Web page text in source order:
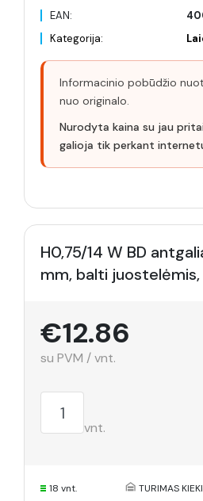
EAN:
Kategorija:
Informacinio pobūdžio
nuo originalo.
Nurodyta kaina su jau
galioja tik perkant
H0,75/14 W BD
mm, balti
€12.86
su PVM / vnt.
vnt.
18 vnt.
TURIMAS